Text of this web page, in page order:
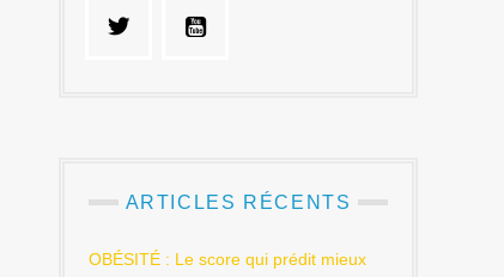
ARTICLES RÉCENTS
OBÉSITÉ : Le score qui prédit mieux